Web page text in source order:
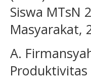
Siswa MTsN
Masyarakat,
A.
Produktivitas